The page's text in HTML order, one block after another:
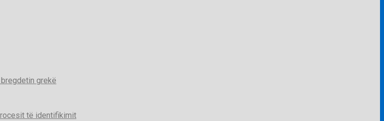
grekë
të identifikimit